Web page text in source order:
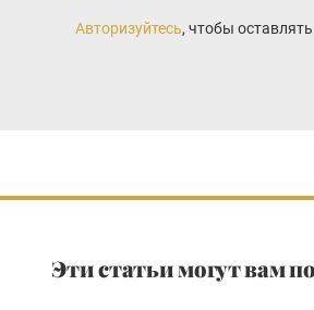
Авторизуйтесь, чтобы
Эти статьи могут вам